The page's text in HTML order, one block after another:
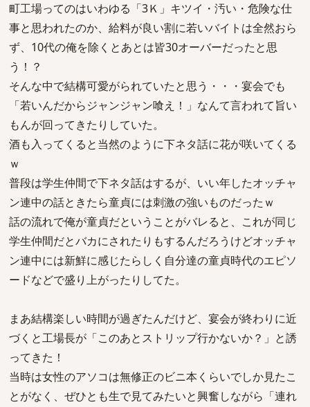
町工場ってのはいわゆる「3Ｋ」キツイ・汚い・危険な仕
事と思われたのか、給料が良い割に若いバイトは全然おら
ず、10代の俺を除くとあとは皆30オーバーだったと思
う！？
そんな中で結構可愛がられていたと思う・・・宴会でも
「若いんだからジャンジャン喰え！」なんて言われて旨い
もんが回ってきたりしていた。
酒も入ってくると当然のように下ネタ話に花が咲いてくる
ｗ
普段は学生仲間で下ネタ話はするが、いい年したオッチャ
ン連中の話ときたら童貞には刺激の強いものだったｗ
話の流れで俺が童貞だということがバレると、これが同じ
学生仲間だとバカにされたりもするんだろうけどオッチャ
ン連中には新鮮に感じたらしく自分達の童貞時代のエピソ
ードなどで盛り上がったりしてた。
まあ結構楽しい時間が過ぎたんだけど、宴会が終わりに近
づくと工場長が「このあとストリップ行かないか？」と誘
ってきた！
当時は女性のアソコは無修正のビニ本くらいでしか見たこ
とがなく、ぜひとも生で見てみたいと興奮しながら「連れ